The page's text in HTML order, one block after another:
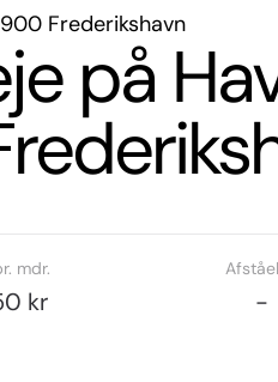
Frederikshavn
på
mdr.
kr -